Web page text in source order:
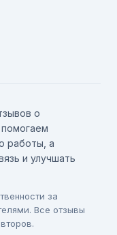
о
работы, а
и улучшать
за
Все отзывы